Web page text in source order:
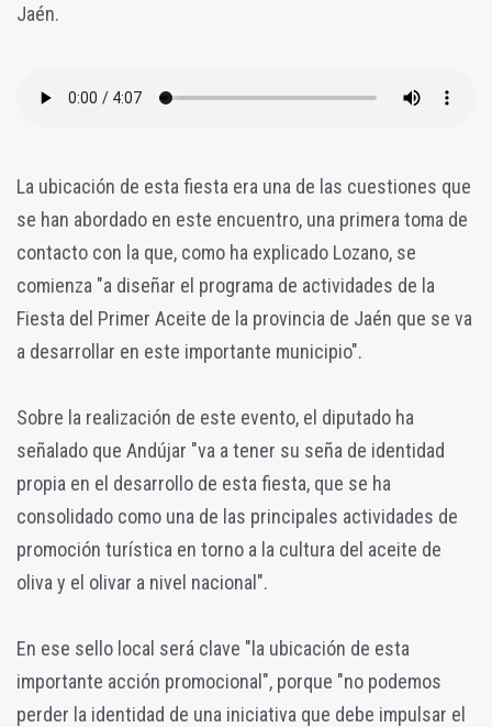
Jaén.
La ubicación de esta fiesta era una de las cuestiones que
se han abordado en este encuentro, una primera toma de
contacto con la que, como ha explicado Lozano, se
comienza "a diseñar el programa de actividades de la
Fiesta del Primer Aceite de la provincia de Jaén que se va
a desarrollar en este importante municipio".
Sobre la realización de este evento, el diputado ha
señalado que Andújar "va a tener su seña de identidad
propia en el desarrollo de esta fiesta, que se ha
consolidado como una de las principales actividades de
promoción turística en torno a la cultura del aceite de
oliva y el olivar a nivel nacional".
En ese sello local será clave "la ubicación de esta
importante acción promocional", porque "no podemos
perder la identidad de una iniciativa que debe impulsar el